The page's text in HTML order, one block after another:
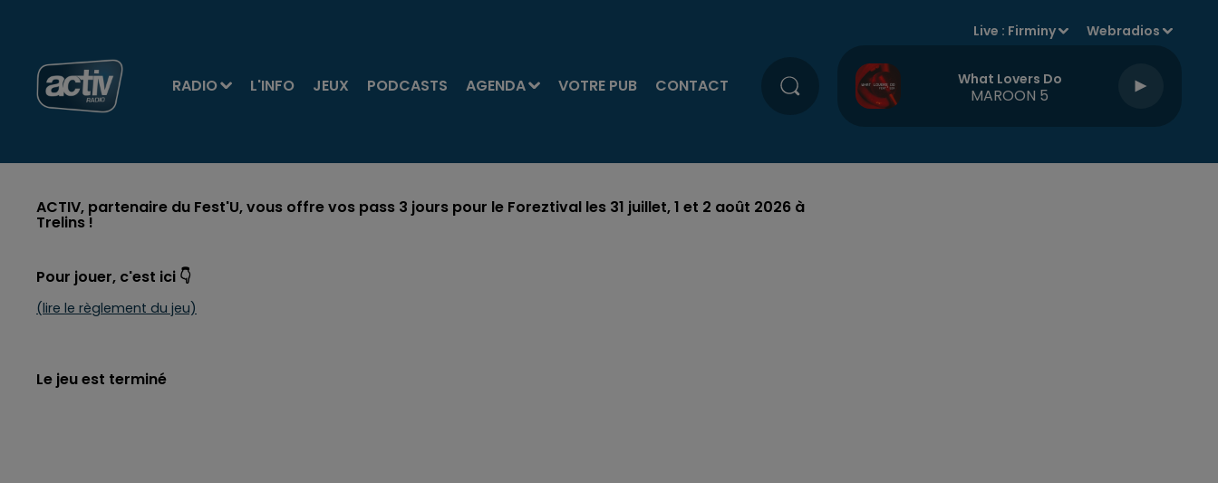
RADIO L'INFO JEUX PODCASTS AGENDA VOTRE PUB CONTACT
Live : Firminy Webradios
What Lovers Do
MAROON 5
ACTIV, partenaire du Fest'U, vous offre vos pass 3 jours pour le Foreztival les 31 juillet, 1 et 2 août 2026 à
Trelins !
Pour jouer, c'est ici 👇
(lire le règlement du jeu)
Le jeu est terminé